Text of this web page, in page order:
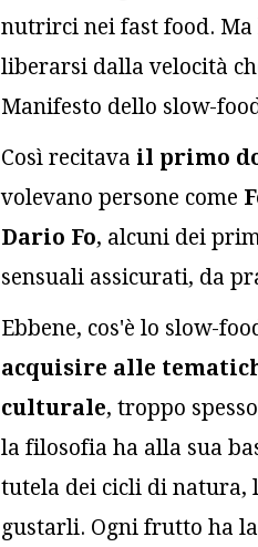
nutrirci nei fast food. Ma
liberarsi dalla velocità
Manifesto dello slow-
Così recitava il primo
volevano persone come
Dario Fo, alcuni dei
sensuali assicurati, da
Ebbene, cos'è lo slow-
acquisire alle
culturale, troppo
la filosofia ha alla sua
tutela dei cicli di natura,
gustarli. Ogni frutto ha